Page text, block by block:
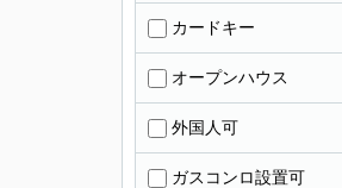
カードキー
オープンハウス
外国人可
ガスコンロ設置可